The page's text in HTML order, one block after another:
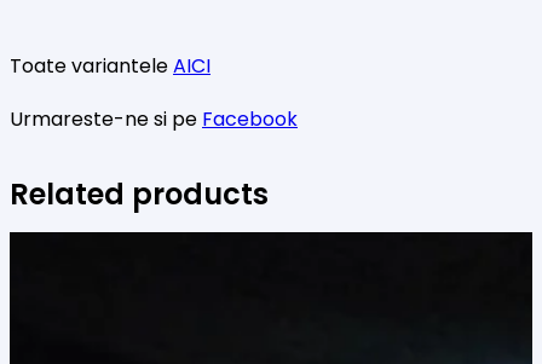
Toate varianteleAICI
Urmareste-ne si pe Facebook
Related products